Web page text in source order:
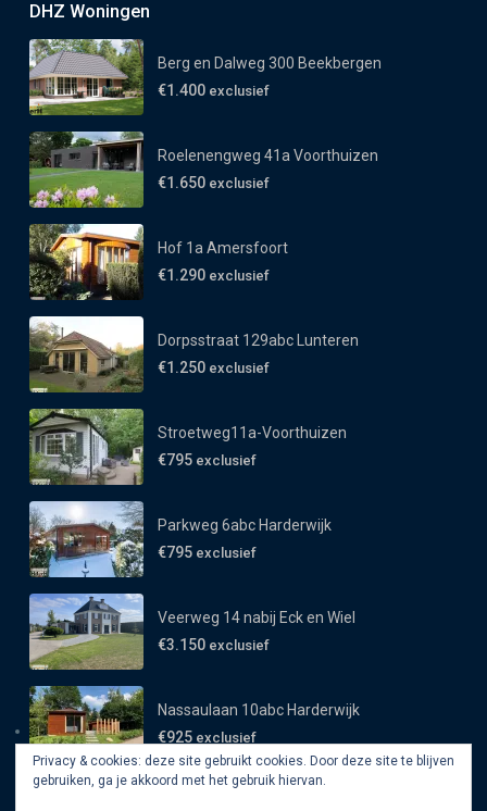
DHZ Woningen
Berg en Dalweg 300 Beekbergen
€1.400 exclusief
Roelenengweg 41a Voorthuizen
€1.650 exclusief
Hof 1a Amersfoort
€1.290 exclusief
Dorpsstraat 129abc Lunteren
€1.250 exclusief
Stroetweg11a-Voorthuizen
€795 exclusief
Parkweg 6abc Harderwijk
€795 exclusief
Veerweg 14 nabij Eck en Wiel
€3.150 exclusief
Nassaulaan 10abc Harderwijk
€925 exclusief
Privacy & cookies: deze site gebruikt cookies. Door deze site te blijven
gebruiken, ga je akkoord met het gebruik hiervan.